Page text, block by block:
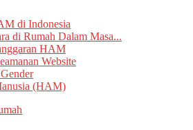
di Indonesia
di Rumah Dalam Masa...
HAM
Website
(HAM)